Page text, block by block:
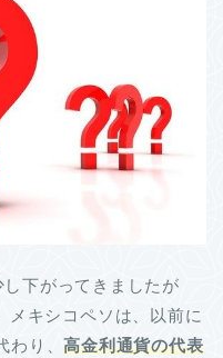
下がってきましたが
メキシコペソは、以前に
わり、高金利通貨の代表